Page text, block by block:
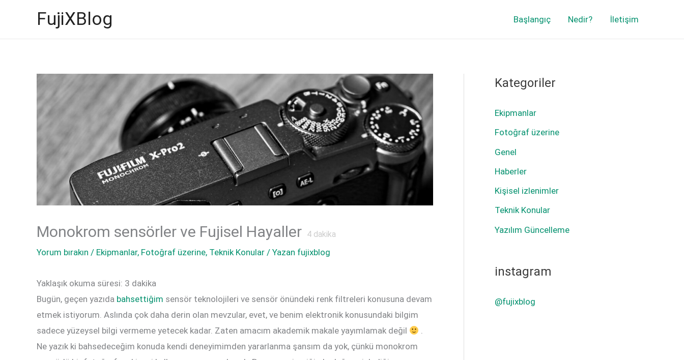
FujiXBlog Başlangıç Nedir? İletişim
Monokrom sensörler ve Fujisel Hayaller 4 dakika
Yorum bırakın / Ekipmanlar, Fotoğraf üzerine, Teknik Konular / Yazan fujixblog
Yaklaşık okuma süresi: 3 dakika
Bugün, geçen yazıda bahsettiğim sensör teknolojileri ve sensör önündeki renk filtreleri konusuna devam
etmek istiyorum. Aslında çok daha derin olan mevzular, evet, ve benim elektronik konusundaki bilgim
sadece yüzeysel bilgi vermeme yetecek kadar. Zaten amacım akademik makale yayımlamak değil
.
Ne yazık ki bahsedeceğim konuda kendi deneyimimden yararlanma şansım da yok, çünkü monokrom
Kategoriler
Ekipmanlar
Fotoğraf üzerine
Genel
Haberler
Kişisel izlenimler
Teknik Konular
Yazılım Güncelleme
instagram
@fujixblog